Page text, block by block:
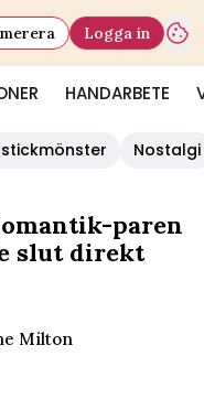
HANDARBETE
Logga in
Nostalgi
paren
slut direkt
Milton